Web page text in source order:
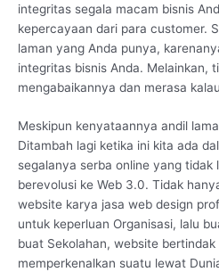
integritas segala macam bisnis
kepercayaan dari para customer.
laman yang Anda punya,
integritas bisnis Anda. Melainkan,
mengabaikannya dan merasa
Meskipun kenyataannya andil
Ditambah lagi ketika ini kita ada
segalanya serba online yang tidak
berevolusi ke Web 3.0. Tidak
website karya jasa web design
untuk keperluan Organisasi, lalu
buat Sekolahan, website
memperkenalkan suatu lewat